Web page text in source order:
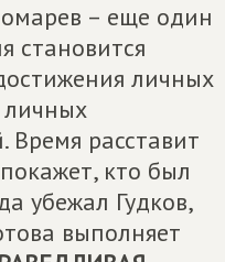
– еще один
становится
личных
личных
Время расставит
кто был
убежал Гудков,
выполняет